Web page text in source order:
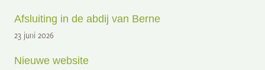
Afsluiting in de abdij van Berne
23 juni 2026
Nieuwe website